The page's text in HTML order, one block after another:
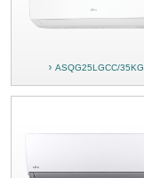
ASQG25LGCC/